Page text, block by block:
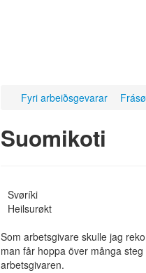
Fyri arbeiðsgevarar
Suomikoti
Svøríki
Heilsurøkt
Som arbetsgivare skulle jag
man får hoppa över många
arbetsgivaren.